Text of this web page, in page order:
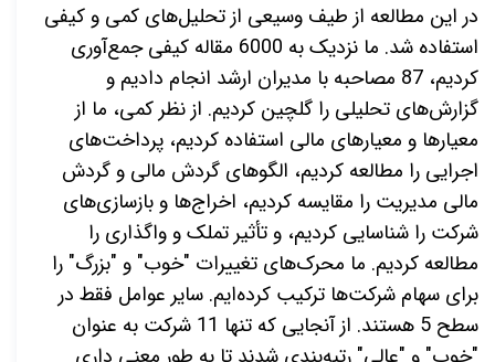
در این مطالعه از طیف وسیعی از تحلیل‌های کمی و کیفی
استفاده شد. ما نزدیک به 6000 مقاله کیفی جمع‌آوری
کردیم، 87 مصاحبه با مدیران ارشد انجام دادیم و
گزارش‌های تحلیلی را گلچین کردیم. از نظر کمی، ما از
معیارها و معیارهای مالی استفاده کردیم، پرداخت‌های
اجرایی را مطالعه کردیم، الگوهای گردش مالی و گردش
مالی مدیریت را مقایسه کردیم، اخراج‌ها و بازسازی‌های
شرکت را شناسایی کردیم، و تأثیر تملک و واگذاری را
مطالعه کردیم. ما محرک‌های تغییرات "خوب" و "بزرگ" را
برای سهام شرکت‌ها ترکیب کرده‌ایم. سایر عوامل فقط در
سطح 5 هستند. از آنجایی که تنها 11 شرکت به عنوان